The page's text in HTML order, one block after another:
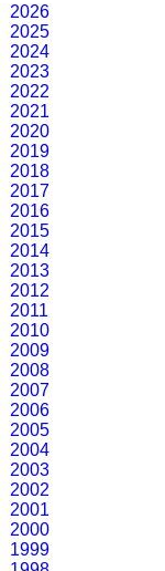
2026
2025
2024
2023
2022
2021
2020
2019
2018
2017
2016
2015
2014
2013
2012
2011
2010
2009
2008
2007
2006
2005
2004
2003
2002
2001
2000
1999